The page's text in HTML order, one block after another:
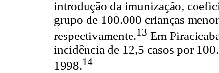
introdução da imunização,
grupo de 100.000 crianças
respectivamente.13 Em
incidência de 12,5 casos por
1998.14